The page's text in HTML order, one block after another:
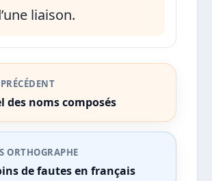
liaison.
des noms composés
ORTHOGRAPHE
de fautes en français